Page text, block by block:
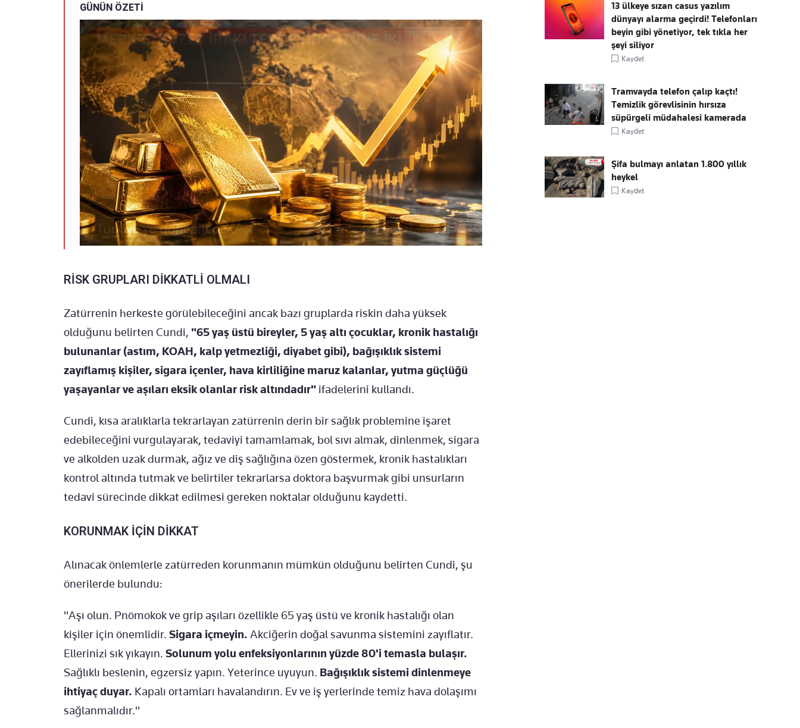
GÜNÜN ÖZETİ
RİSK GRUPLARI DİKKATLİ OLMALI
Zatürrenin herkeste görülebileceğini ancak bazı gruplarda riskin daha yüksek
olduğunu belirten Cundi, "65 yaş üstü bireyler, 5 yaş altı çocuklar, kronik hastalığı
bulunanlar (astım, KOAH, kalp yetmezliği, diyabet gibi), bağışıklık sistemi
zayıflamış kişiler, sigara içenler, hava kirliliğine maruz kalanlar, yutma güçlüğü
yaşayanlar ve aşıları eksik olanlar risk altındadır" ifadelerini kullandı.
Cundi, kısa aralıklarla tekrarlayan zatürrenin derin bir sağlık problemine işaret
edebileceğini vurgulayarak, tedaviyi tamamlamak, bol sıvı almak, dinlenmek, sigara
ve alkolden uzak durmak, ağız ve diş sağlığına özen göstermek, kronik hastalıkları
kontrol altında tutmak ve belirtiler tekrarlarsa doktora başvurmak gibi unsurların
tedavi sürecinde dikkat edilmesi gereken noktalar olduğunu kaydetti.
KORUNMAK İÇİN DİKKAT
Alınacak önlemlerle zatürreden korunmanın mümkün olduğunu belirten Cundi, şu
önerilerde bulundu:
"Aşı olun. Pnömokok ve grip aşıları özellikle 65 yaş üstü ve kronik hastalığı olan
kişiler için önemlidir. Sigara içmeyin. Akciğerin doğal savunma sistemini zayıflatır.
Ellerinizi sık yıkayın. Solunum yolu enfeksiyonlarının yüzde 80'i temasla bulaşır.
Sağlıklı beslenin, egzersiz yapın. Yeterince uyuyun. Bağışıklık sistemi dinlenmeye
ihtiyaç duyar. Kapalı ortamları havalandırın. Ev ve iş yerlerinde temiz hava dolaşımı
sağlanmalıdır."
13 ülkeye sızan casus yazılım
dünyayı alarma geçirdi! Telefonları
beyin gibi yönetiyor, tek tıkla her
şeyi siliyor
Kaydet
Tramvayda telefon çalıp kaçtı!
Temizlik görevlisinin hırsıza
süpürgeli müdahalesi kamerada
Kaydet
Şifa bulmayı anlatan 1.800 yıllık
heykel
Kaydet